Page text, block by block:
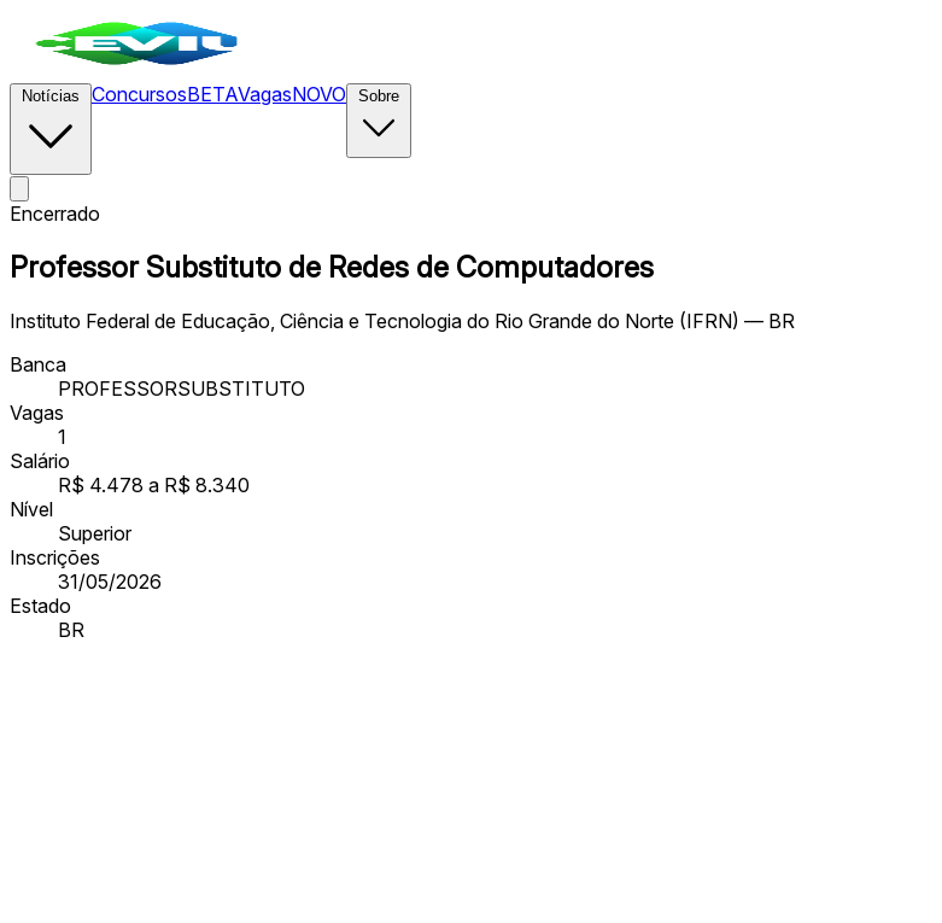
ConcursosBETAVagasNOVO
Encerrado
Professor Substituto de Redes de Computadores
Instituto Federal de Educação, Ciência e Tecnologia do Rio Grande do Norte (IFRN) — BR
Banca
PROFESSORSUBSTITUTO
Vagas
1
Salário
R$ 4.478 a R$ 8.340
Nível
Superior
Inscrições
31/05/2026
Estado
BR